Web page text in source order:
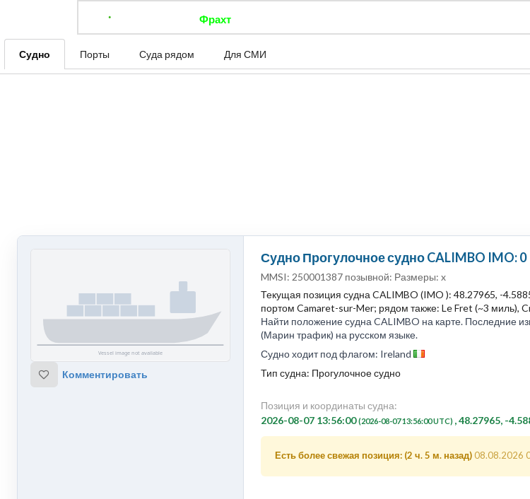
Фрахт
Судно Порты Суда рядом Для СМИ
Комментировать
Судно Прогулочное судно CALIMBO IMO: 0
MMSI: 250001387 позывной: Размеры: x
Текущая позиция судна CALIMBO (IMO ): 48.27965, -
портом Camaret-sur-Mer; рядом также: Le Fret (~3 миль),
Найти положение судна CALIMBO на карте. Последние
(Марин трафик) на русском языке.
Судно ходит под флагом: Ireland
Тип судна: Прогулочное судно
Позиция и координаты судна:
2026-08-07 13:56:00(2026-08-07 13:56:00 UTC) , 48.27965, -
Есть более свежая позиция: (2 ч. 5 м. назад) 08.08.2026